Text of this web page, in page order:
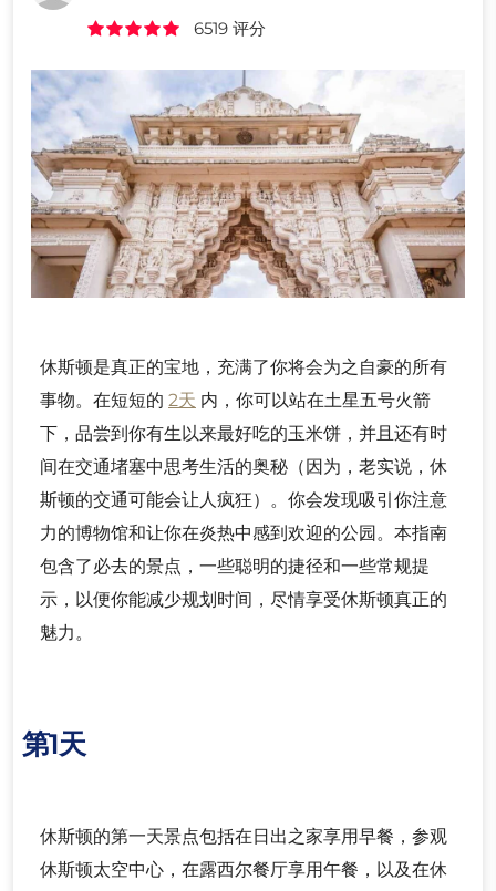
6519 评分
休斯顿是真正的宝地，充满了你将会为之自豪的所有
事物。在短短的 2天 内，你可以站在土星五号火箭
下，品尝到你有生以来最好吃的玉米饼，并且还有时
间在交通堵塞中思考生活的奥秘（因为，老实说，休
斯顿的交通可能会让人疯狂）。你会发现吸引你注意
力的博物馆和让你在炎热中感到欢迎的公园。本指南
包含了必去的景点，一些聪明的捷径和一些常规提
示，以便你能减少规划时间，尽情享受休斯顿真正的
魅力。
第1天
休斯顿的第一天景点包括在日出之家享用早餐，参观
休斯顿太空中心，在露西尔餐厅享用午餐，以及在休